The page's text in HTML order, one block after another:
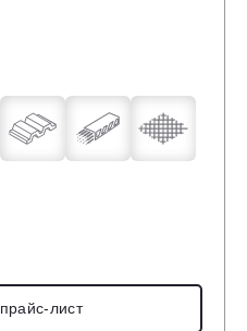
лист